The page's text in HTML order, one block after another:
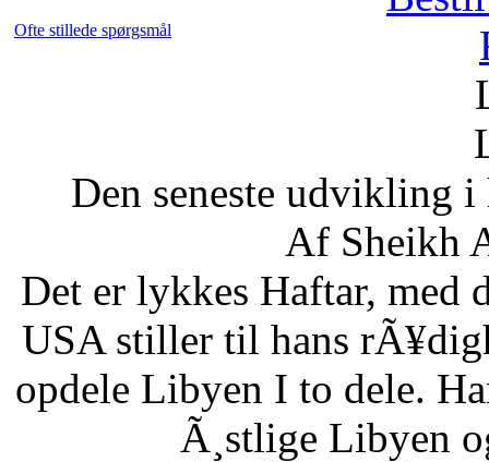
Ofte stillede spørgsmål
Den seneste udvikling
Af Sheikh
Det er lykkes Haftar, med
USA stiller til hans
opdele Libyen I to dele.
Ã¸stlige Libyen